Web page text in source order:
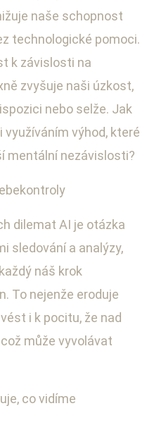
naše schopnost
technologické pomoci.
k závislosti na
zvyšuje naši úzkost,
nebo selže. Jak
výhod, které
mentální nezávislosti?
dilemat AI je otázka
sledování a analýzy,
náš krok
To nejenže eroduje
i k pocitu, že nad
může vyvolávat
co vidíme